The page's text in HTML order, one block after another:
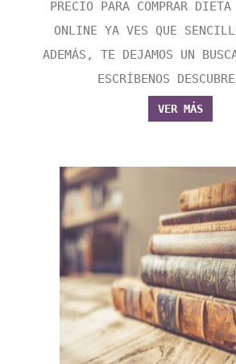
PRECIO PARA COMPRAR
ONLINE YA VES QUE
ADEMÁS, TE DEJAMOS UN
ESCRÍBENOS
VER MÁS